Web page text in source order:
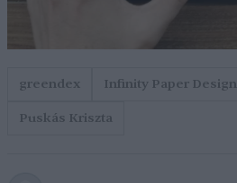
greendex Infinity Paper Design
Puskás Kriszta